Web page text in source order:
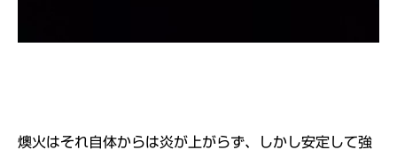
燠火はそれ自体からは炎が上がらず、しかし安定して強